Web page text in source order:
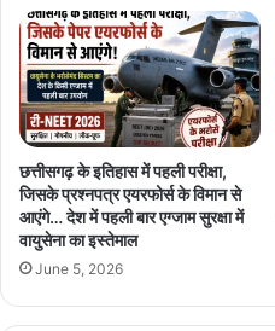
छत्तीसगढ़ के इतिहास में पहली परीक्षा,
जिसके प्रश्नपत्र एयरफोर्स के विमान से
आएंगे… देश में पहली बार एग्जाम सुरक्षा में
वायुसेना का इस्तेमाल
June 5, 2026